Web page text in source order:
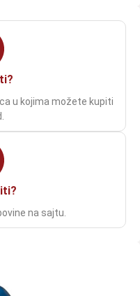
u kojima možete kupiti
na sajtu.